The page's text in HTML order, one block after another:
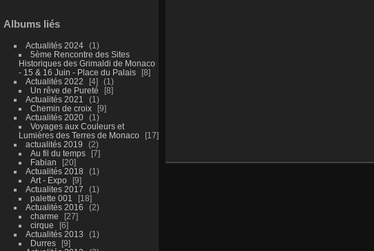
Albums liés
Actualités 2024
1
5ème Rencontre des Sites
Historiques des Grimaldi de Monaco
- 15 & 16 Juin - Place du Palais
8
Actualités 2022
4
1
Un rêve de Pureté
8
Actualités 2021
1
Chemin de croix
9
Actualités 2020
1
Voyages aux Couleurs et
Lumières des Terres de Monaco
17
actualités 2019
2
Au fil du temps
7
Fabian
20
Actualités 2018
1
Art - Expo
9
Actualites 2017
1
palette 001
18
Actualités 2016
2
charme
27
cirque
6
Actualités 2013
1
Durres
9